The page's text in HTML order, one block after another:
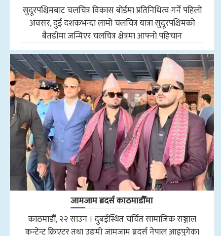
सुदूरपश्चिमबाट चलचित्र विकास बोर्डमा प्रतिनिधित्व गर्ने पहिलो
अवसर, दुई दशकभन्दा लामो चलचित्र यात्रा सुदूरपश्चिमको
बैतडीमा जन्मिएर चलचित्र क्षेत्रमा आफ्नो पहिचान
जामजाम ब्रदर्स काठमाडौँमा
काठमाडौँ, २२ साउन । दुबईस्थित चर्चित सामाजिक सञ्जाल
कन्टेन्ट क्रिएटर तथा उद्यमी जामजाम ब्रदर्स नेपाल आइपुगेका